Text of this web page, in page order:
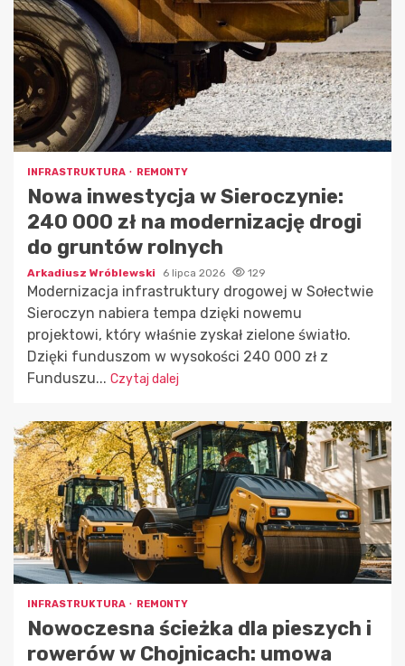
INFRASTRUKTURA REMONTY
Nowa inwestycja w Sieroczynie:
240 000 zł na modernizację drogi
do gruntów rolnych
Arkadiusz Wróblewski 6 lipca 2026 129
Modernizacja infrastruktury drogowej w Sołectwie
Sieroczyn nabiera tempa dzięki nowemu
projektowi, który właśnie zyskał zielone światło.
Dzięki funduszom w wysokości 240 000 zł z
Funduszu... Czytaj dalej
INFRASTRUKTURA REMONTY
Nowoczesna ścieżka dla pieszych i
rowerów w Chojnicach: umowa